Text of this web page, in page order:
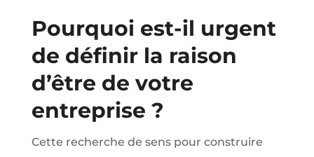
Pourquoi est-il urgent
de définir la raison
d’être de votre
entreprise ?
Cette recherche de sens pour construire